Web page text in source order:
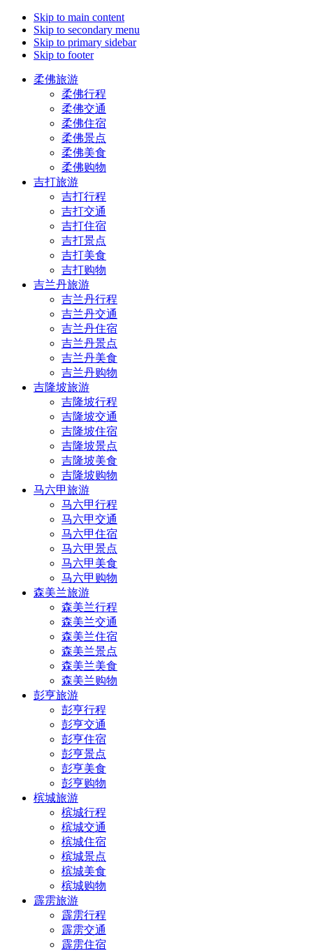
Skip to main content
Skip to secondary menu
Skip to primary sidebar
Skip to footer
柔佛旅游
柔佛行程
柔佛交通
柔佛住宿
柔佛景点
柔佛美食
柔佛购物
吉打旅游
吉打行程
吉打交通
吉打住宿
吉打景点
吉打美食
吉打购物
吉兰丹旅游
吉兰丹行程
吉兰丹交通
吉兰丹住宿
吉兰丹景点
吉兰丹美食
吉兰丹购物
吉隆坡旅游
吉隆坡行程
吉隆坡交通
吉隆坡住宿
吉隆坡景点
吉隆坡美食
吉隆坡购物
马六甲旅游
马六甲行程
马六甲交通
马六甲住宿
马六甲景点
马六甲美食
马六甲购物
森美兰旅游
森美兰行程
森美兰交通
森美兰住宿
森美兰景点
森美兰美食
森美兰购物
彭亨旅游
彭亨行程
彭亨交通
彭亨住宿
彭亨景点
彭亨美食
彭亨购物
槟城旅游
槟城行程
槟城交通
槟城住宿
槟城景点
槟城美食
槟城购物
霹雳旅游
霹雳行程
霹雳交通
霹雳住宿